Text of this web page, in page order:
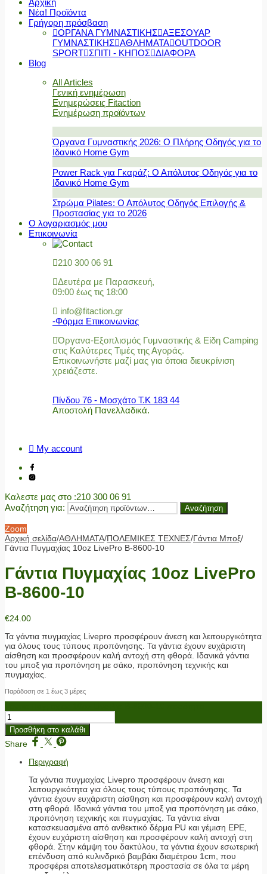
Αρχική
Νέα! Προϊόντα
Γρήγορη πρόσβαση
ΟΡΓΑΝΑ ΓΥΜΝΑΣΤΙΚΗΣ ΑΞΕΣΟΥΑΡ
ΓΥΜΝΑΣΤΙΚΗΣ ΑΘΛΗΜΑΤΑ OUTDOOR
SPORT ΣΠΙΤΙ - ΚΗΠΟΣ ΔΙΑΦΟΡΑ
Blog
All Articles
Γενική ενημέρωση
Ενημερώσεις Fitaction
Ενημέρωση προϊόντων
Όργανα Γυμναστικής 2026: Ο Πλήρης Οδηγός για το
Ιδανικό Home Gym
Power Rack για Γκαράζ: Ο Απόλυτος Οδηγός για το
Ιδανικό Home Gym
Στρώμα Pilates: Ο Απόλυτος Οδηγός Επιλογής &
Προστασίας για το 2026
Ο λογαριασμός μου
Επικοινωνία
210 300 06 91
Δευτέρα με Παρασκευή,
09:00 έως τις 18:00
info@fitaction.gr
-Φόρμα Επικοινωνίας
Όργανα-Εξοπλισμός Γυμναστικής & Είδη Camping
στις Καλύτερες Τιμές της Αγοράς.
Επικοινωνήστε μαζί μας για όποια διευκρίνιση
χρειάζεστε.
Πίνδου 76 - Μοσχάτο Τ.Κ 183 44
Αποστολή Πανελλαδικά.
My account
Καλεστε μας στο :210 300 06 91
Αναζήτηση για:
Αναζήτηση
Zoom
Αρχική σελίδα/ΑΘΛΗΜΑΤΑ/ΠΟΛΕΜΙΚΕΣ ΤΕΧΝΕΣ/Γάντια Μποξ/
Γάντια Πυγμαχίας 10oz LivePro Β-8600-10
Γάντια Πυγμαχίας 10oz LivePro
Β-8600-10
€24.00
Τα γάντια πυγμαχίας Livepro προσφέρουν άνεση και λειτουργικότητα
για όλους τους τύπους προπόνησης. Τα γάντια έχουν ευχάριστη
αίσθηση και προσφέρουν καλή αντοχή στη φθορά. Ιδανικά γάντια
του μποξ για προπόνηση με σάκο, προπόνηση τεχνικής και
πυγμαχίας.
Παράδοση σε 1 έως 3 μέρες
Προσθήκη στο καλάθι
Share
Περιγραφή
Τα γάντια πυγμαχίας Livepro προσφέρουν άνεση και
λειτουργικότητα για όλους τους τύπους προπόνησης. Τα
γάντια έχουν ευχάριστη αίσθηση και προσφέρουν καλή αντοχή
στη φθορά. Ιδανικά γάντια του μποξ για προπόνηση με σάκο,
προπόνηση τεχνικής και πυγμαχίας. Τα γάντια είναι
κατασκευασμένα από ανθεκτικό δέρμα PU και γέμιση EPE,
έχουν ευχάριστη αίσθηση και προσφέρουν καλή αντοχή στη
φθορά. Στην κάμψη του δακτύλου, τα γάντια έχουν εσωτερική
επένδυση από κυλινδρικό βαμβάκι διαμέτρου 1cm, που
προσφέρει αποτελεσματικότερη προστασία σε όλα τα μέρη